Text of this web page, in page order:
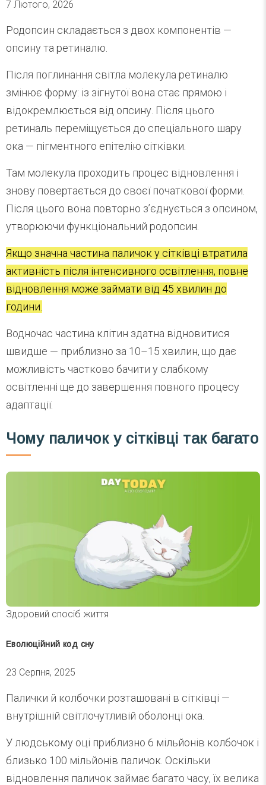
7 Лютого, 2026
Родопсин складається з двох компонентів —
опсину та ретиналю.
Після поглинання світла молекула ретиналю
змінює форму: із зігнутої вона стає прямою і
відокремлюється від опсину. Після цього
ретиналь переміщується до спеціального шару
ока — пігментного епітелію сітківки.
Там молекула проходить процес відновлення і
знову повертається до своєї початкової форми.
Після цього вона повторно з’єднується з опсином,
утворюючи функціональний родопсин.
Якщо значна частина паличок у сітківці втратила
активність після інтенсивного освітлення, повне
відновлення може займати від 45 хвилин до
години.
Водночас частина клітин здатна відновитися
швидше — приблизно за 10–15 хвилин, що дає
можливість частково бачити у слабкому
освітленні ще до завершення повного процесу
адаптації.
Чому паличок у сітківці так багато
Здоровий спосіб життя
Еволюційний код сну
23 Серпня, 2025
Палички й колбочки розташовані в сітківці —
внутрішній світлочутливій оболонці ока.
У людському оці приблизно 6 мільйонів колбочок і
близько 100 мільйонів паличок. Оскільки
відновлення паличок займає багато часу, їх велика